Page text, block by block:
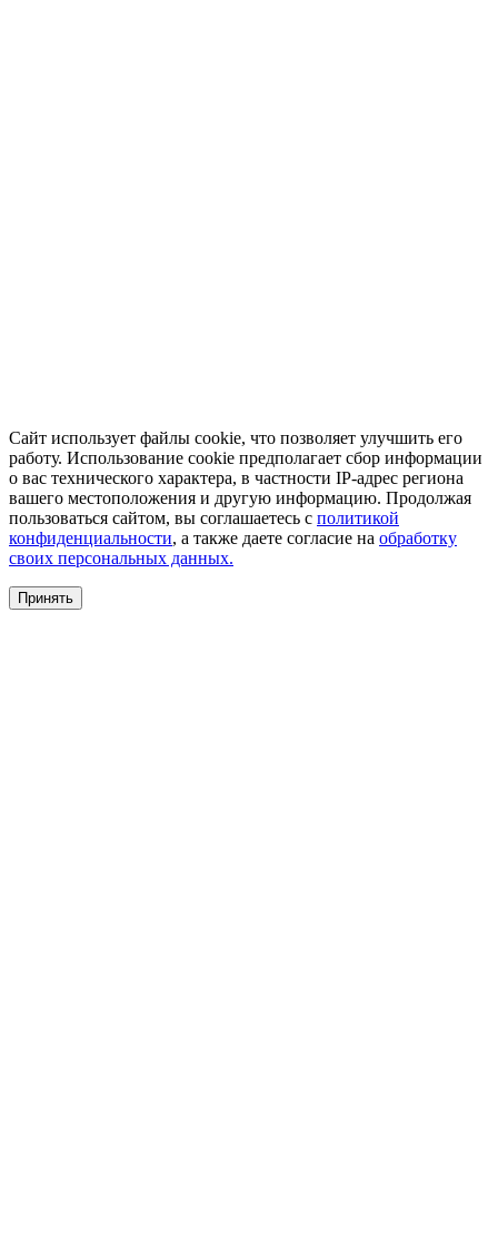
Сайт использует файлы cookie, что позволяет улучшить его
работу. Использование cookie предполагает сбор информации
о вас технического характера, в частности IP-адрес региона
вашего местоположения и другую информацию. Продолжая
пользоваться сайтом, вы соглашаетесь с политикой
конфиденциальности, а также даете согласие на обработку
своих персональных данных.
Принять